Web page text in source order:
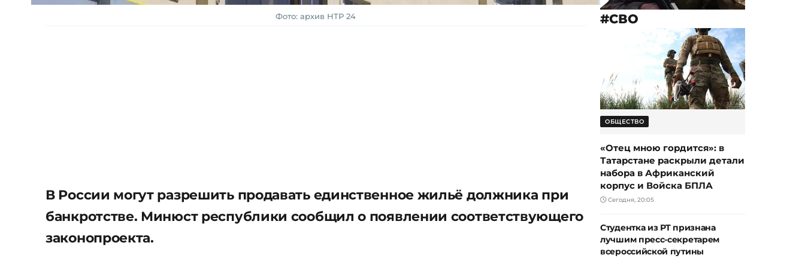
Фото: архив НТР 24
В России могут разрешить продавать единственное жильё должника при
банкротстве. Минюст республики сообщил о появлении соответствующего
законопроекта.
#СВО
ОБЩЕСТВО
«Отец мною гордится»: в
Татарстане раскрыли детали
набора в Африканский
корпус и Войска БПЛА
Сегодня, 20:05
Студентка из РТ признана
лучшим пресс-секретарем
всероссийской путины